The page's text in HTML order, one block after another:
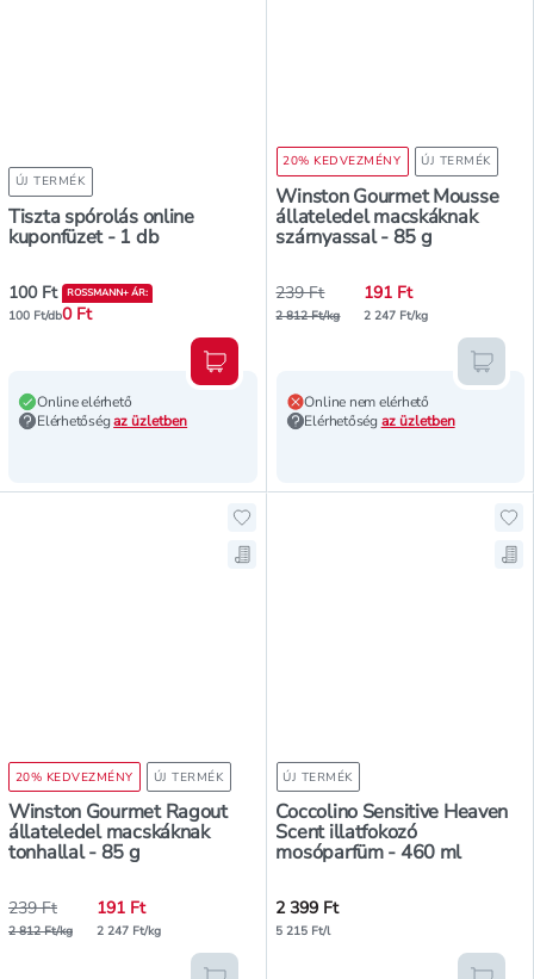
ÚJ TERMÉK
Tiszta spórolás online
kuponfüzet - 1 db
100 Ft
100 Ft/db
ROSSMANN+ ÁR:
0 Ft
Online elérhető
Elérhetőségaz üzletben
Kosárba teszem
20% KEDVEZMÉNY ÚJ TERMÉK
Winston Gourmet Mousse
állateledel macskáknak
szárnyassal - 85 g
239 Ft
2 812 Ft/kg
191 Ft
2 247 Ft/kg
Online nem elérhető
Elérhetőség az üzletben
20% KEDVEZMÉNY ÚJ TERMÉK
Winston Gourmet Ragout
állateledel macskáknak
tonhallal - 85 g
Hozzáadás a kedvencekhez,
Mentés a bevásárló listára,
239 Ft
2 812 Ft/kg
191 Ft
2 247 Ft/kg
ÚJ TERMÉK
Coccolino Sensitive Heaven
Scent illatfokozó
mosóparfüm - 460 ml
2 399 Ft
5 215 Ft/l